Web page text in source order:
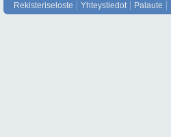
Rekisteriseloste Yhteystiedot Palaute